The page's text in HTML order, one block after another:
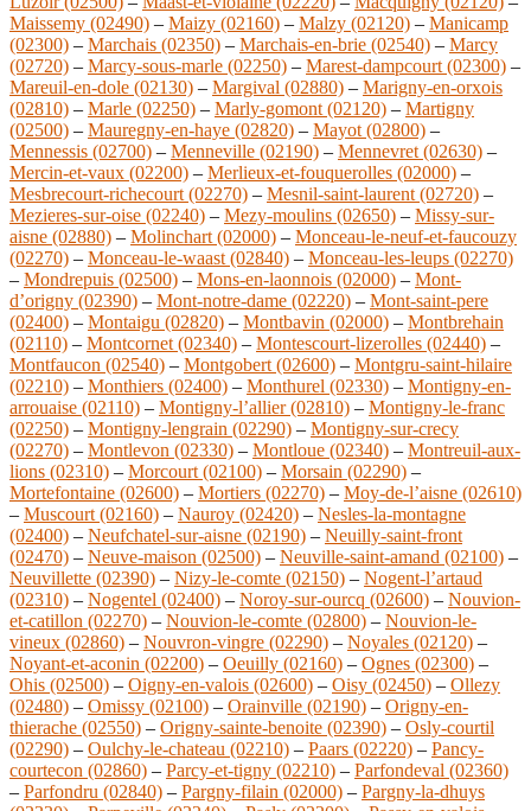
Maissemy (02490) – Maizy (02160) – Malzy (02120) – Manicamp
(02300) – Marchais (02350) – Marchais-en-brie (02540) – Marcy
(02720) – Marcy-sous-marle (02250) – Marest-dampcourt (02300) –
Mareuil-en-dole (02130) – Margival (02880) – Marigny-en-orxois
(02810) – Marle (02250) – Marly-gomont (02120) – Martigny
(02500) – Mauregny-en-haye (02820) – Mayot (02800) –
Mennessis (02700) – Menneville (02190) – Mennevret (02630) –
Mercin-et-vaux (02200) – Merlieux-et-fouquerolles (02000) –
Mesbrecourt-richecourt (02270) – Mesnil-saint-laurent (02720) –
Mezieres-sur-oise (02240) – Mezy-moulins (02650) – Missy-sur-
aisne (02880) – Molinchart (02000) – Monceau-le-neuf-et-faucouzy
(02270) – Monceau-le-waast (02840) – Monceau-les-leups (02270)
– Mondrepuis (02500) – Mons-en-laonnois (02000) – Mont-
d’origny (02390) – Mont-notre-dame (02220) – Mont-saint-pere
(02400) – Montaigu (02820) – Montbavin (02000) – Montbrehain
(02110) – Montcornet (02340) – Montescourt-lizerolles (02440) –
Montfaucon (02540) – Montgobert (02600) – Montgru-saint-hilaire
(02210) – Monthiers (02400) – Monthurel (02330) – Montigny-en-
arrouaise (02110) – Montigny-l’allier (02810) – Montigny-le-franc
(02250) – Montigny-lengrain (02290) – Montigny-sur-crecy
(02270) – Montlevon (02330) – Montloue (02340) – Montreuil-aux-
lions (02310) – Morcourt (02100) – Morsain (02290) –
Mortefontaine (02600) – Mortiers (02270) – Moy-de-l’aisne (02610)
– Muscourt (02160) – Nauroy (02420) – Nesles-la-montagne
(02400) – Neufchatel-sur-aisne (02190) – Neuilly-saint-front
(02470) – Neuve-maison (02500) – Neuville-saint-amand (02100) –
Neuvillette (02390) – Nizy-le-comte (02150) – Nogent-l’artaud
(02310) – Nogentel (02400) – Noroy-sur-ourcq (02600) – Nouvion-
et-catillon (02270) – Nouvion-le-comte (02800) – Nouvion-le-
vineux (02860) – Nouvron-vingre (02290) – Noyales (02120) –
Noyant-et-aconin (02200) – Oeuilly (02160) – Ognes (02300) –
Ohis (02500) – Oigny-en-valois (02600) – Oisy (02450) – Ollezy
(02480) – Omissy (02100) – Orainville (02190) – Origny-en-
thierache (02550) – Origny-sainte-benoite (02390) – Osly-courtil
(02290) – Oulchy-le-chateau (02210) – Paars (02220) – Pancy-
courtecon (02860) – Parcy-et-tigny (02210) – Parfondeval (02360)
– Parfondru (02840) – Pargny-filain (02000) – Pargny-la-dhuys